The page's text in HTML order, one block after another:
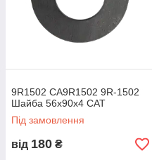
9R1502 CA9R1502 9R-1502
Шайба 56х90х4 CAT
Під замовлення
від 180 ₴